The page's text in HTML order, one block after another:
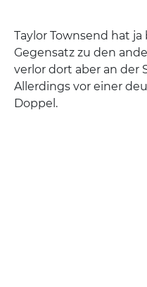
Taylor Townsend hat
Gegensatz zu den
verlor dort aber an der
Allerdings vor einer
Doppel.